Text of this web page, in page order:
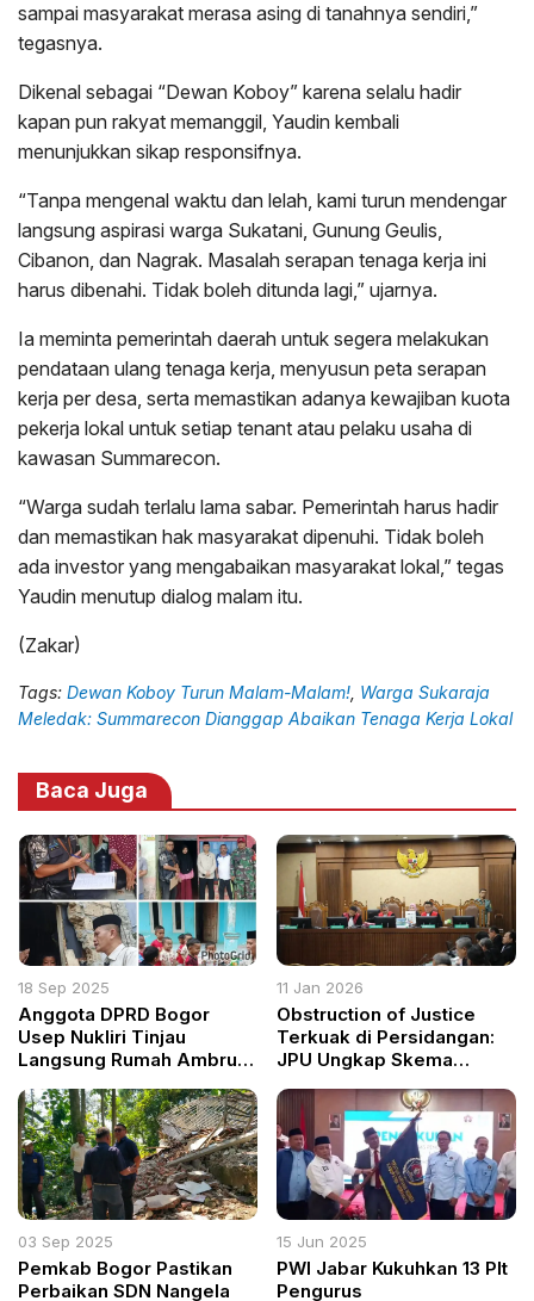
sampai masyarakat merasa asing di tanahnya sendiri,”
tegasnya.
Dikenal sebagai “Dewan Koboy” karena selalu hadir
kapan pun rakyat memanggil, Yaudin kembali
menunjukkan sikap responsifnya.
“Tanpa mengenal waktu dan lelah, kami turun mendengar
langsung aspirasi warga Sukatani, Gunung Geulis,
Cibanon, dan Nagrak. Masalah serapan tenaga kerja ini
harus dibenahi. Tidak boleh ditunda lagi,” ujarnya.
Ia meminta pemerintah daerah untuk segera melakukan
pendataan ulang tenaga kerja, menyusun peta serapan
kerja per desa, serta memastikan adanya kewajiban kuota
pekerja lokal untuk setiap tenant atau pelaku usaha di
kawasan Summarecon.
“Warga sudah terlalu lama sabar. Pemerintah harus hadir
dan memastikan hak masyarakat dipenuhi. Tidak boleh
ada investor yang mengabaikan masyarakat lokal,” tegas
Yaudin menutup dialog malam itu.
(Zakar)
Tags: Dewan Koboy Turun Malam-Malam!, Warga Sukaraja
Meledak: Summarecon Dianggap Abaikan Tenaga Kerja Lokal
Baca Juga
18 Sep 2025
Anggota DPRD Bogor
Usep Nukliri Tinjau
Langsung Rumah Ambruk
11 Jan 2026
Obstruction of Justice
Terkuak di Persidangan:
JPU Ungkap Skema
Demonstrasi untuk
Pengaruhi Proses Hukum
03 Sep 2025
Pemkab Bogor Pastikan
Perbaikan SDN Nangela
15 Jun 2025
PWI Jabar Kukuhkan 13 Plt
Pengurus